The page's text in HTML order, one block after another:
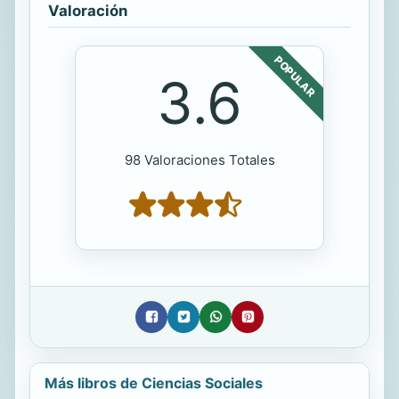
Valoración
POPULAR
3.6
98 Valoraciones Totales
Más libros de Ciencias Sociales